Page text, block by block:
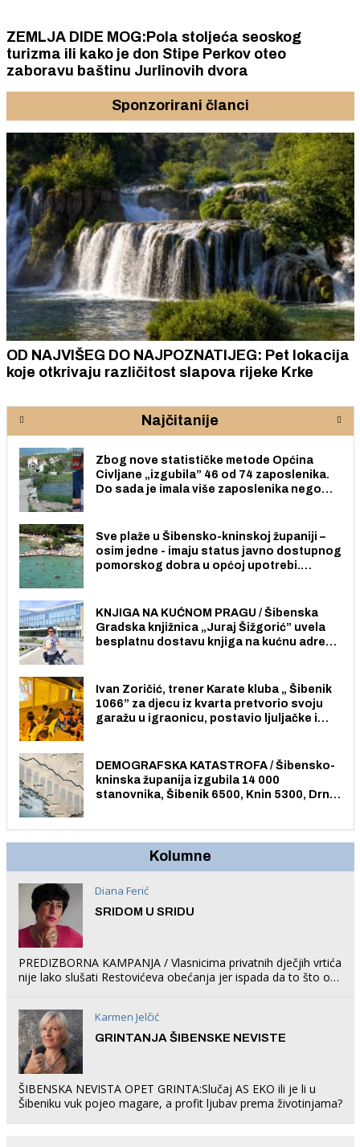
ZEMLJA DIDE MOG:Pola stoljeća seoskog
turizma ili kako je don Stipe Perkov oteo
zaboravu baštinu Jurlinovih dvora
Sponzorirani članci
OD NAJVIŠEG DO NAJPOZNATIJEG: Pet lokacija
koje otkrivaju različitost slapova rijeke Krke
Najčitanije
Zbog nove statističke metode Općina
Civljane „izgubila” 46 od 74 zaposlenika.
Do sada je imala više zaposlenika nego
Sve plaže u Šibensko-kninskoj županiji –
osim jedne - imaju status javno dostupnog
pomorskog dobra u općoj upotrebi.
KNJIGA NA KUĆNOM PRAGU / Šibenska
Gradska knjižnica „Juraj Šižgorić” uvela
besplatnu dostavu knjiga na kućnu adresu
Ivan Zoričić, trener Karate kluba „ Šibenik
1066” za djecu iz kvarta pretvorio svoju
garažu u igraonicu, postavio ljuljačke i
DEMOGRAFSKA KATASTROFA / Šibensko-
kninska županija izgubila 14 000
stanovnika, Šibenik 6500, Knin 5300, Drniš
Kolumne
Diana Ferić
SRIDOM U SRIDU
PREDIZBORNA KAMPANJA / Vlasnicima privatnih dječjih vrtića
nije lako slušati Restovićeva obećanja jer ispada da to što oni
Karmen Jelčić
GRINTANJA ŠIBENSKE NEVISTE
ŠIBENSKA NEVISTA OPET GRINTA:Slučaj AS EKO ili je li u
Šibeniku vuk pojeo magare, a profit ljubav prema životinjama?